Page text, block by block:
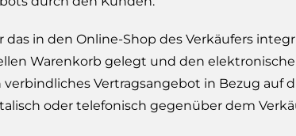
in den Online-Shop des Verkäufers
Warenkorb gelegt und den
Vertragsangebot in Bezug auf
oder telefonisch gegenüber dem